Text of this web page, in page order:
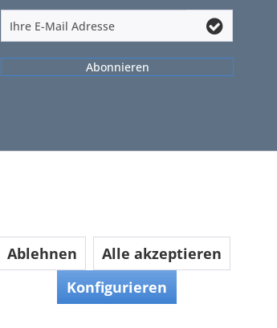
Abonnieren
Ablehnen
Alle akzeptieren
Konfigurieren